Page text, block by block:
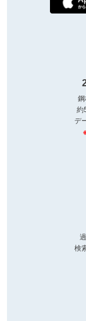
約
デ
検